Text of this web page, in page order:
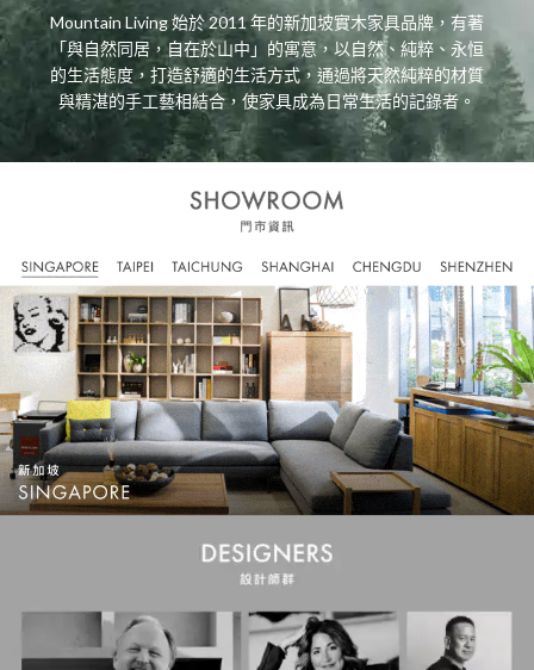
Mountain Living 始於 2011 年的新加坡實木家具品牌，有著
「與自然同居，自在於山中」的寓意，以自然、純粹、永恒
的生活態度，打造舒適的生活方式，通過將天然純粹的材質
與精湛的手工藝相結合，使家具成為日常生活的記錄者。